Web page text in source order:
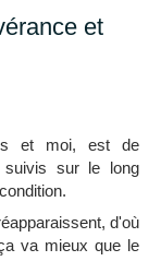
et
et moi, est de
suivis sur le long
d'où
va mieux que le